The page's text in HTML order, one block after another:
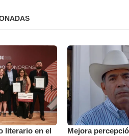
literario en el
Mejora